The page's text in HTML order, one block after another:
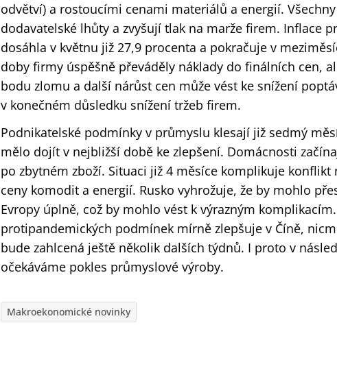
odvětví) a rostoucími cenami materiálů a energií.
dodavatelské lhůty a zvyšují tlak na marže firem. Inflace
dosáhla v květnu již 27,9 procenta a pokračuje v
doby firmy úspěšně převáděly náklady do finálních cen,
bodu zlomu a další nárůst cen může vést ke snížení
v konečném důsledku snížení tržeb firem.
Podnikatelské podmínky v průmyslu klesají již sedmý
mělo dojít v nejbližší době ke zlepšení. Domácnosti
po zbytném zboží. Situaci již 4 měsíce komplikuje konflikt
ceny komodit a energií. Rusko vyhrožuje, že by mohlo
Evropy úplně, což by mohlo vést k výrazným
protipandemických podmínek mírně zlepšuje v Číně,
bude zahlcená ještě několik dalších týdnů. I proto v
očekáváme pokles průmyslové výroby.
Makroekonomické novinky